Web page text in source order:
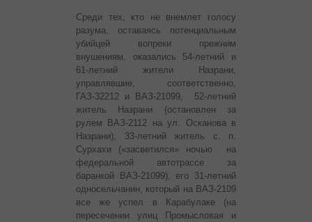
Среди тех, кто не внемлет голосу
разума, оставаясь потенциальным
убийцей вопреки прежним
внушениям, оказались 54-летний и
61-летний жители Назрани,
управлявшие, соответственно,
ГАЗ-32212 и ВАЗ-21099, 52-летний
житель Назрани (остановлен за
рулем ВАЗ-2112 на ул. Осканова в
Назрани), 33-летний житель с. п.
Сурхахи («засветился» ночью на
федеральной автотрассе за
баранкой ВАЗ-21099), его 31-летний
односельчанин, который на ВАЗ-2109
все же успел в Карабулаке (на
пересечении улиц Промысловая и